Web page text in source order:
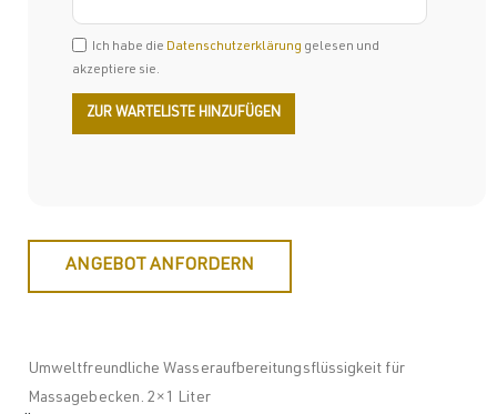
Ich habe die Datenschutzerklärung gelesen und
akzeptiere sie.
ANGEBOT ANFORDERN
Umweltfreundliche Wasseraufbereitungsflüssigkeit für
Massagebecken. 2×1 Liter